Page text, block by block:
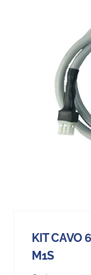
KIT CAVO
M1S